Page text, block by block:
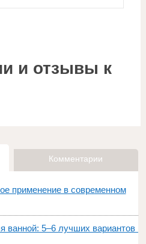
и отзывы к
Комментарии
применение в современном
ванной: 5–6 лучших вариантов и